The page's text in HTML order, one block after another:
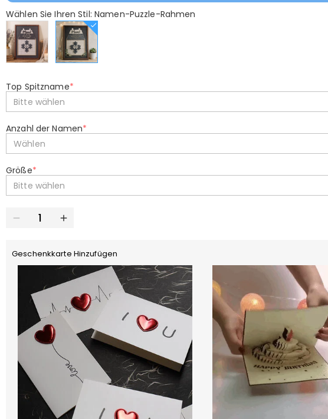
Wählen Sie Ihren Stil: Namen-Puzzle-Rahmen
Top Spitzname*
Bitte wählen
Anzahl der Namen*
Wählen
Größe*
Bitte wählen
Geschenkkarte Hinzufügen